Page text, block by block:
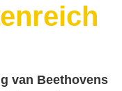
van Beethovens